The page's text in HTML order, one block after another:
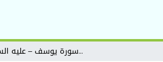
الاتساق والانسجام في سورة يوسف – عليه السلام